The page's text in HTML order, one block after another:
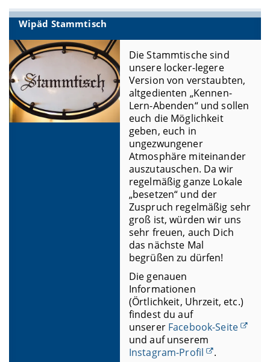
Wipäd Stammtisch
Die Stammtische sind
unsere locker-legere
Version von verstaubten,
altgedienten „Kennen-
Lern-Abenden“ und sollen
euch die Möglichkeit
geben, euch in
ungezwungener
Atmosphäre miteinander
auszutauschen. Da wir
regelmäßig ganze Lokale
„besetzen“ und der
Zuspruch regelmäßig sehr
groß ist, würden wir uns
sehr freuen, auch Dich
das nächste Mal
begrüßen zu dürfen!
Die genauen
Informationen
(Örtlichkeit, Uhrzeit, etc.)
findest du auf
unserer Facebook-Seite
und auf unserem
Instagram-Profil
.